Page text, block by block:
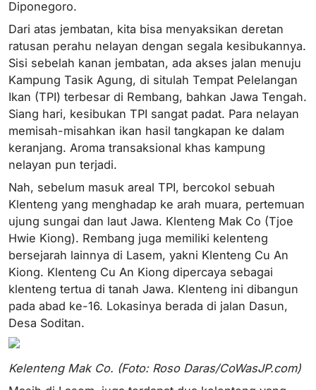
Diponegoro.
Dari atas jembatan, kita bisa menyaksikan deretan
ratusan perahu nelayan dengan segala kesibukannya.
Sisi sebelah kanan jembatan, ada akses jalan menuju
Kampung Tasik Agung, di situlah Tempat Pelelangan
Ikan (TPI) terbesar di Rembang, bahkan Jawa Tengah.
Siang hari, kesibukan TPI sangat padat. Para nelayan
memisah-misahkan ikan hasil tangkapan ke dalam
keranjang. Aroma transaksional khas kampung
nelayan pun terjadi.
Nah, sebelum masuk areal TPI, bercokol sebuah
Klenteng yang menghadap ke arah muara, pertemuan
ujung sungai dan laut Jawa. Klenteng Mak Co (Tjoe
Hwie Kiong). Rembang juga memiliki kelenteng
bersejarah lainnya di Lasem, yakni Klenteng Cu An
Kiong. Klenteng Cu An Kiong dipercaya sebagai
klenteng tertua di tanah Jawa. Klenteng ini dibangun
pada abad ke-16. Lokasinya berada di jalan Dasun,
Desa Soditan.
Kelenteng Mak Co. (Foto: Roso Daras/CoWasJP.com)